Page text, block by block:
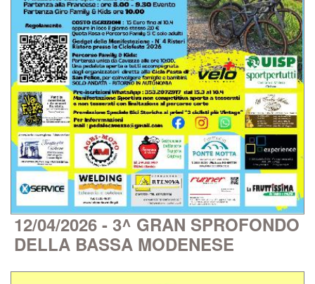
12/04/2026 - 3^ GRAN SPROFONDO
DELLA BASSA MODENESE